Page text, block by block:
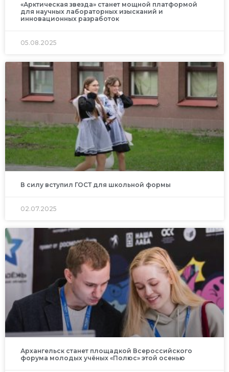
«Арктическая звезда» станет мощной платформой
для научных лабораторных изысканий и
инновационных разработок
05.08.2025
В силу вступил ГОСТ для школьной формы
02.07.2025
Архангельск станет площадкой Всероссийского
форума молодых учёных «Полюс» этой осенью